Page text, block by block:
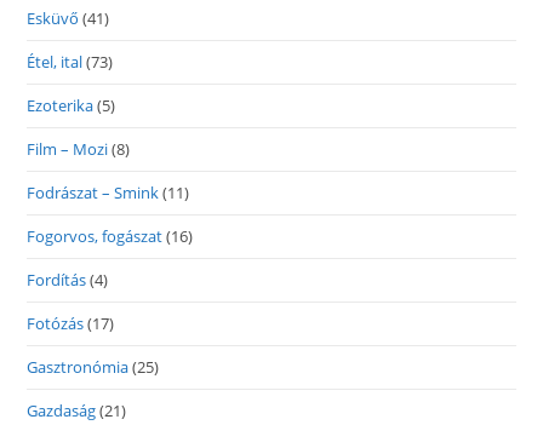
Esküvő (41)
Étel, ital(73)
Ezoterika(5)
Film – Mozi(8)
Fodrászat – Smink(11)
Fogorvos, fogászat(16)
Fordítás(4)
Fotózás(17)
Gasztronómia(25)
Gazdaság(21)